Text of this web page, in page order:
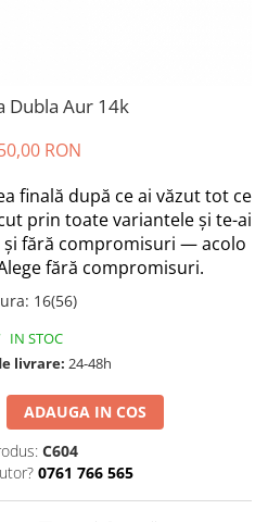
Dubla Aur 14k
RON
finală după ce ai văzut tot ce
prin toate variantele și te-ai
și fără compromisuri — acolo
fără compromisuri.
: 16(56)
IN STOC
livrare: 24-48h
ADAUGA IN COS
C604
0761 766 565